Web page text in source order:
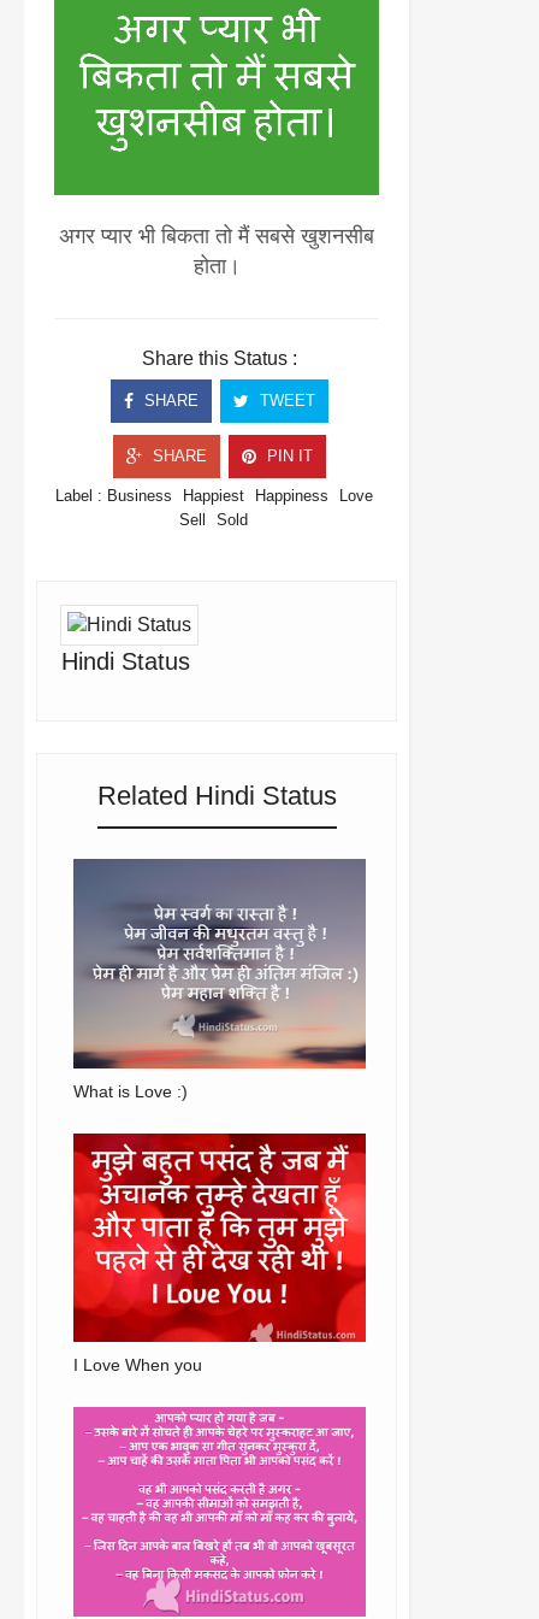
अगर प्यार भी बिकता तो मैं सबसे खुशनसीब
होता।
Share this Status :
SHARE TWEET
SHARE PIN IT
Label : Business Happiest Happiness
Love
Sell
Sold
Hindi Status
Related Hindi Status
What is Love :)
I Love When you